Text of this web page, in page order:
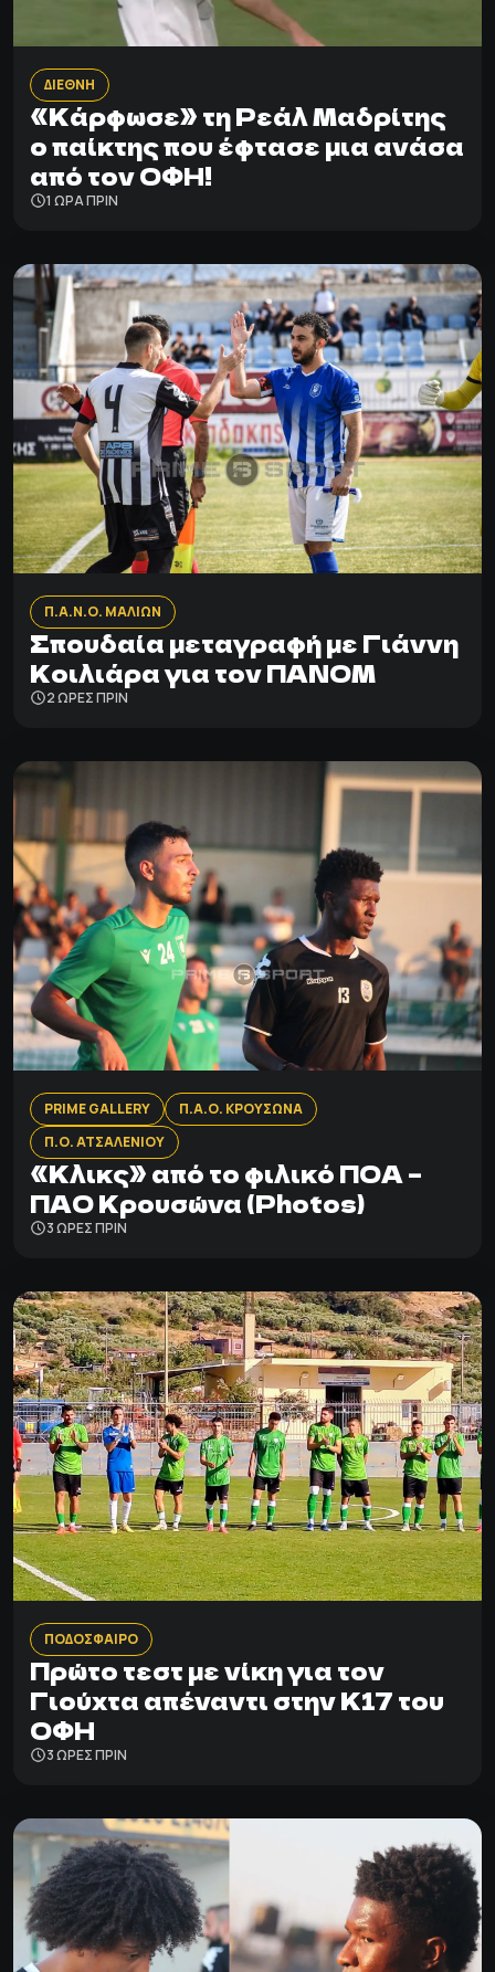
ΔΙΕΘΝΗ
«Κάρφωσε» τη Ρεάλ Μαδρίτης
ο παίκτης που έφτασε μια ανάσα
από τον ΟΦΗ!
1 ΩΡΑ ΠΡΙΝ
Π.Α.Ν.Ο. ΜΑΛΙΩΝ
Σπουδαία μεταγραφή με Γιάννη
Κοιλιάρα για τον ΠΑΝΟΜ
2 ΩΡΕΣ ΠΡΙΝ
PRIME GALLERY
Π.Α.Ο. ΚΡΟΥΣΩΝΑ
Π.Ο. ΑΤΣΑΛΕΝΙΟΥ
«Κλικς» από το φιλικό ΠΟΑ –
ΠΑΟ Κρουσώνα (Photos)
3 ΩΡΕΣ ΠΡΙΝ
ΠΟΔΟΣΦΑΙΡΟ
Πρώτο τεστ με νίκη για τον
Γιούχτα απέναντι στην Κ17 του
ΟΦΗ
3 ΩΡΕΣ ΠΡΙΝ